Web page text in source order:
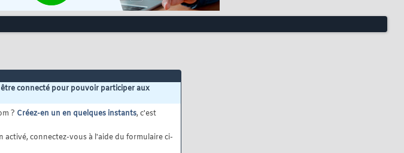
connecté pour pouvoir participer aux
? Créez-en un en quelques instants, c'est
connectez-vous à l'aide du formulaire ci-